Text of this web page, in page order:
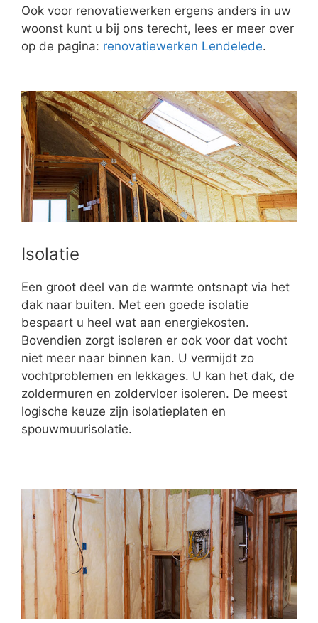
Ook voor renovatiewerken ergens anders in uw
woonst kunt u bij ons terecht, lees er meer over
op de pagina: renovatiewerken Lendelede.
Isolatie
Een groot deel van de warmte ontsnapt via het
dak naar buiten. Met een goede isolatie
bespaart u heel wat aan energiekosten.
Bovendien zorgt isoleren er ook voor dat vocht
niet meer naar binnen kan. U vermijdt zo
vochtproblemen en lekkages. U kan het dak, de
zoldermuren en zoldervloer isoleren. De meest
logische keuze zijn isolatieplaten en
spouwmuurisolatie.